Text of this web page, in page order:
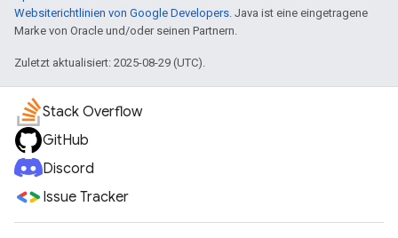
Websiterichtlinien von Google Developers. Java ist eine eingetragene
Marke von Oracle und/oder seinen Partnern.
Zuletzt aktualisiert: 2025-08-29 (UTC).
Stack Overflow
GitHub
Discord
Issue Tracker